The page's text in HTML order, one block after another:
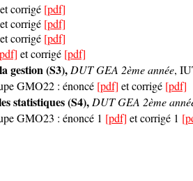
et corrigé [pdf]
et corrigé [pdf]
et corrigé [pdf]
et corrigé [pdf]
gestion (S3), DUT GEA 2ème année,
GMO22 : énoncé [pdf] et corrigé [pdf]
statistiques (S4), DUT GEA 2ème
GMO23 : énoncé 1 [pdf] et corrigé 1